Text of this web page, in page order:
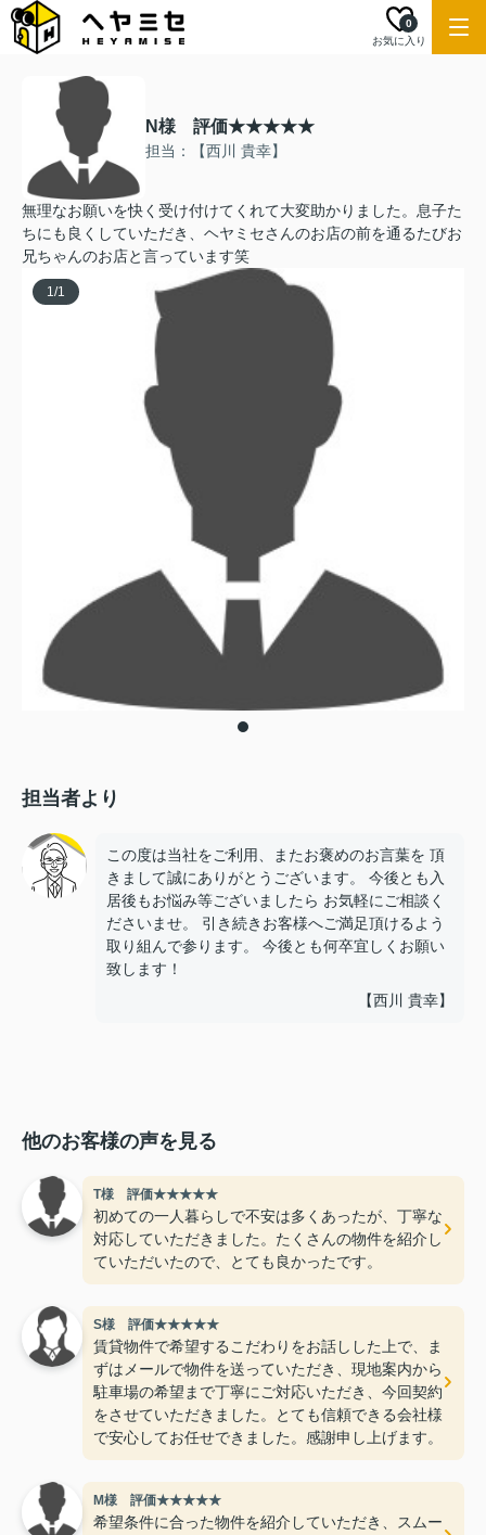
お気に入り
0
N様 評価★★★★★
担当：【西川 貴幸】
無理なお願いを快く受け付けてくれて大変助かりました。息子た
ちにも良くしていただき、ヘヤミセさんのお店の前を通るたびお
兄ちゃんのお店と言っています笑
1/1
担当者より
この度は当社をご利用、またお褒めのお言葉を 頂
きまして誠にありがとうございます。 今後とも入
居後もお悩み等ございましたら お気軽にご相談く
ださいませ。 引き続きお客様へご満足頂けるよう
取り組んで参ります。 今後とも何卒宜しくお願い
致します！
【西川 貴幸】
他のお客様の声を見る
T様 評価★★★★★
初めての一人暮らしで不安は多くあったが、丁寧な
対応していただきました。たくさんの物件を紹介し
ていただいたので、とても良かったです。
S様 評価★★★★★
賃貸物件で希望するこだわりをお話しした上で、ま
ずはメールで物件を送っていただき、現地案内から
駐車場の希望まで丁寧にご対応いただき、今回契約
をさせていただきました。とても信頼できる会社様
で安心してお任せできました。感謝申し上げます。
M様 評価★★★★★
希望条件に合った物件を紹介していただき、スムー